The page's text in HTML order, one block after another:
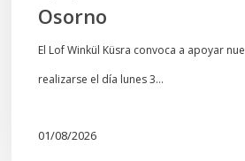
Osorno
El Lof Winkül Küsra convoca a apoyar
realizarse el día lunes 3…
01/08/2026